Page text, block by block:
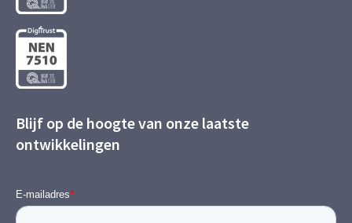
Blijf op de hoogte van onze laatste
ontwikkelingen